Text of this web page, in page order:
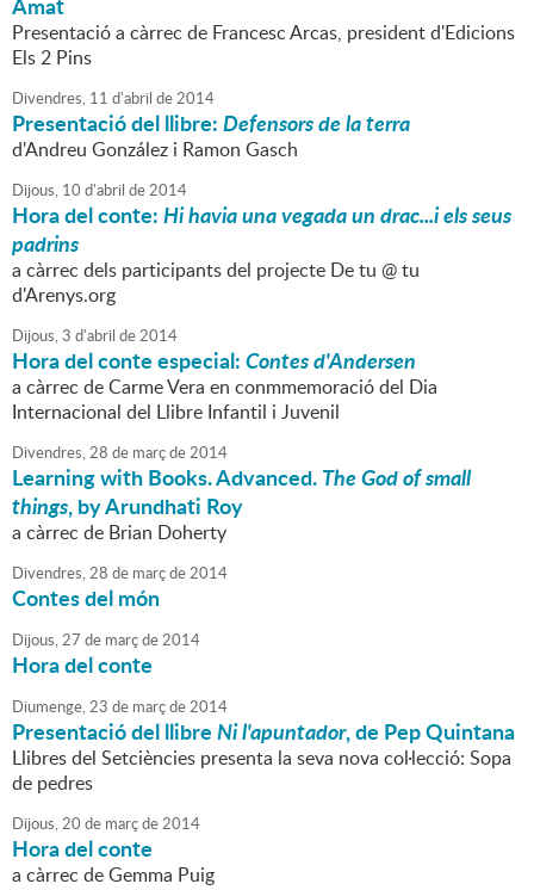
Amat
Presentació a càrrec de Francesc Arcas, president d'Edicions
Els 2 Pins
Divendres, 11 d'abril de2014
Presentació del llibre:Defensors de la terra
d'Andreu González i Ramon Gasch
Dijous, 10 d'abril de2014
Hora del conte:Hi havia una vegada un drac...i els seus
padrins
a càrrec dels participants del projecte De tu @ tu
d'Arenys.org
Dijous,3 d'abril de2014
Hora del conte especial:Contes d'Andersen
a càrrec de Carme Vera en conmmemoració del Dia
Internacional del Llibre Infantil i Juvenil
Divendres,28 de marçde2014
Learning with Books. Advanced.The God of small
things, by Arundhati Roy
a càrrec de Brian Doherty
Divendres,28 de marçde2014
Contes del món
Dijous,27 de marçde2014
Hora del conte
Diumenge,23 de marçde2014
Presentació del llibreNi l'apuntador, de Pep Quintana
Llibres del Setciències presenta la seva nova col·lecció: Sopa
de pedres
Dijous,20 de marçde2014
Hora del conte
a càrrec de Gemma Puig